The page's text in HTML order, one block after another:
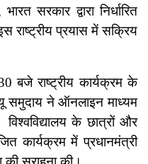
सरकार द्वारा निर्धारित
राष्ट्रीय प्रयास में सक्रिय
बजे राष्ट्रीय कार्यक्रम के
ने ऑनलाइन माध्यम
विश्वविद्यालय के छात्रों और
कार्यक्रम में प्रधानमंत्री